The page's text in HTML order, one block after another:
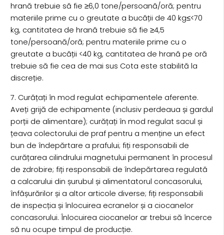
hrană trebuie să fie ≥6,0 tone/persoană/oră; pentru
materiile prime cu o greutate a bucății de 40 kg≤<70
kg, cantitatea de hrană trebuie să fie ≥4,5
tone/persoană/oră; pentru materiile prime cu o
greutate a bucății <40 kg, cantitatea de hrană pe oră
trebuie să fie cea de mai sus Cota este stabilită la
discreție.
7. Curățați în mod regulat echipamentele aferente.
Aveți grijă de echipamente (inclusiv perdeaua și gardul
porții de alimentare); curățați în mod regulat sacul și
țeava colectorului de praf pentru a menține un efect
bun de îndepărtare a prafului; fiți responsabili de
curățarea cilindrului magnetului permanent în procesul
de zdrobire; fiți responsabili de îndepărtarea regulată
a calcarului din șurubul și alimentatorul concasorului,
înfășurărilor și a altor articole diverse; fiți responsabili
de inspecția și înlocuirea ecranelor și a ciocanelor
concasorului. Înlocuirea ciocanelor ar trebui să încerce
să nu ocupe timpul de producție.